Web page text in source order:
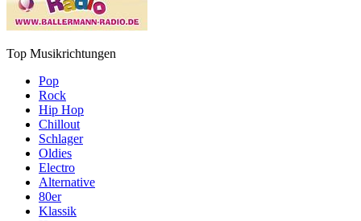
Top Musikrichtungen
Pop
Rock
Hip Hop
Chillout
Schlager
Oldies
Electro
Alternative
80er
Klassik